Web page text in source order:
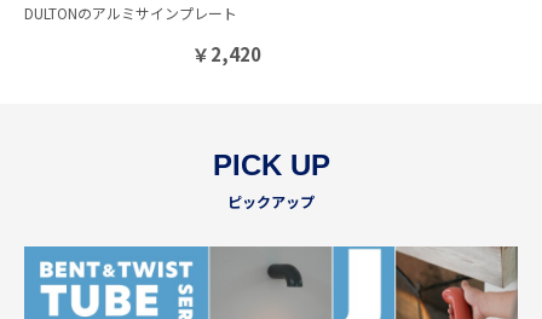
DULTONのアルミサインプレート
￥2,420
PICK UP
ピックアップ